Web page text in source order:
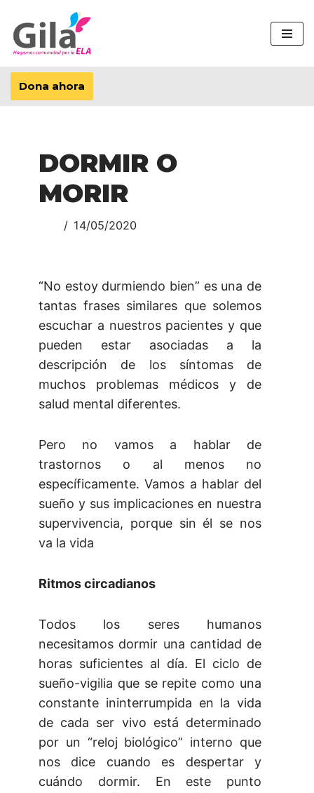
Saltar
al
contenido
Dona ahora
DORMIR O
MORIR
14/05/2020
“No estoy durmiendo bien” es una de
tantas frases similares que solemos
escuchar a nuestros pacientes y que
pueden estar asociadas a la
descripción de los síntomas de
muchos problemas médicos y de
salud mental diferentes.
Pero no vamos a hablar de
trastornos o al menos no
específicamente. Vamos a hablar del
sueño y sus implicaciones en nuestra
supervivencia, porque sin él se nos
va la vida
Ritmos circadianos
Todos los seres humanos
necesitamos dormir una cantidad de
horas suficientes al día. El ciclo de
sueño-vigilia que se repite como una
constante ininterrumpida en la vida
de cada ser vivo está determinado
por un “reloj biológico” interno que
nos dice cuando es despertar y
cuándo dormir. En este punto